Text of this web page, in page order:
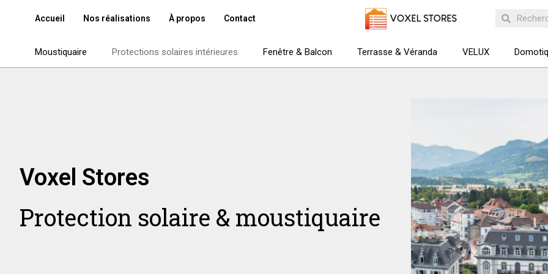
Accueil Nos réalisations À propos Contact
Moustiquaire Protections solaires intérieures Fenêtre & Balcon Terrasse & Véranda VELUX
Voxel Stores
Protection solaire & moustiquaire